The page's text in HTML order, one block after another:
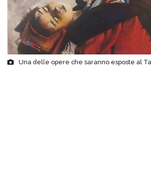
Una delle opere che saranno esposte al